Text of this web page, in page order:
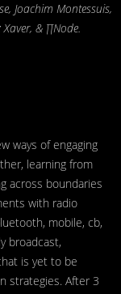
Joachim Montessuis,
Xaver, & ∏Node.
ways of engaging
learning from
across boundaries
with radio
mobile, cb,
broadcast,
is yet to be
strategies. After 3